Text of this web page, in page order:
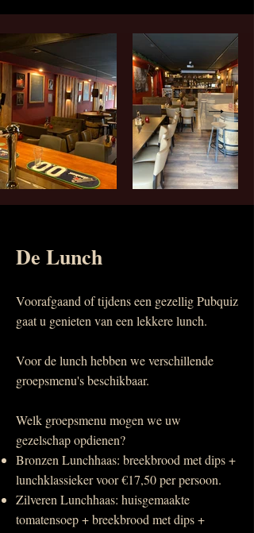
De Lunch
Voorafgaand of tijdens een gezellig Pubquiz
gaat u genieten van een lekkere lunch.
Voor de lunch hebben we verschillende
groepsmenu's beschikbaar.
Welk groepsmenu mogen we uw
gezelschap opdienen?​
Bronzen Lunchhaas: breekbrood met dips +
lunchklassieker voor €17,50 per persoon.
Zilveren Lunchhaas: huisgemaakte
tomatensoep + breekbrood met dips +